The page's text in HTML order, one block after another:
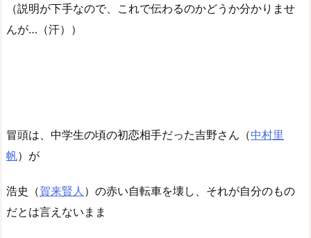
（説明が下手なので、これで伝わるのかどうか分かりませ
んが…（汗））
冒頭は、中学生の頃の初恋相手だった吉野さん（中村里
帆）が
浩史（賀来賢人 ）の赤い自転車を壊し、それが自分のもの
だとは言えないまま